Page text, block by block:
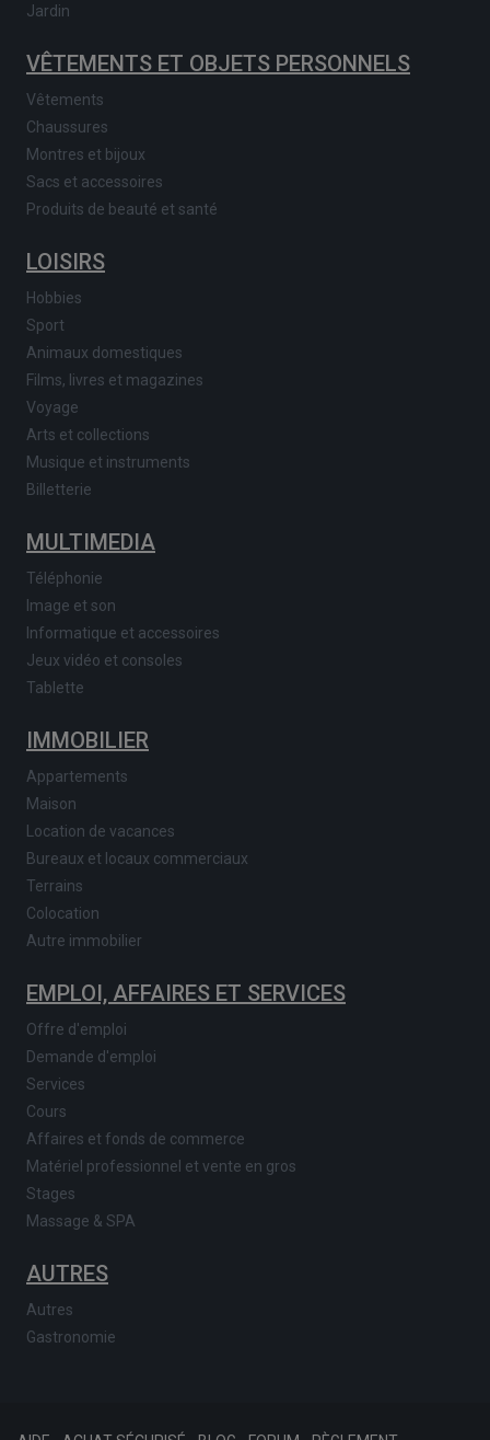
Jardin
VÊTEMENTS ET OBJETS PERSONNELS
Vêtements
Chaussures
Montres et bijoux
Sacs et accessoires
Produits de beauté et santé
LOISIRS
Hobbies
Sport
Animaux domestiques
Films, livres et magazines
Voyage
Arts et collections
Musique et instruments
Billetterie
MULTIMEDIA
Téléphonie
Image et son
Informatique et accessoires
Jeux vidéo et consoles
Tablette
IMMOBILIER
Appartements
Maison
Location de vacances
Bureaux et locaux commerciaux
Terrains
Colocation
Autre immobilier
EMPLOI, AFFAIRES ET SERVICES
Offre d'emploi
Demande d'emploi
Services
Cours
Affaires et fonds de commerce
Matériel professionnel et vente en gros
Stages
Massage & SPA
AUTRES
Autres
Gastronomie